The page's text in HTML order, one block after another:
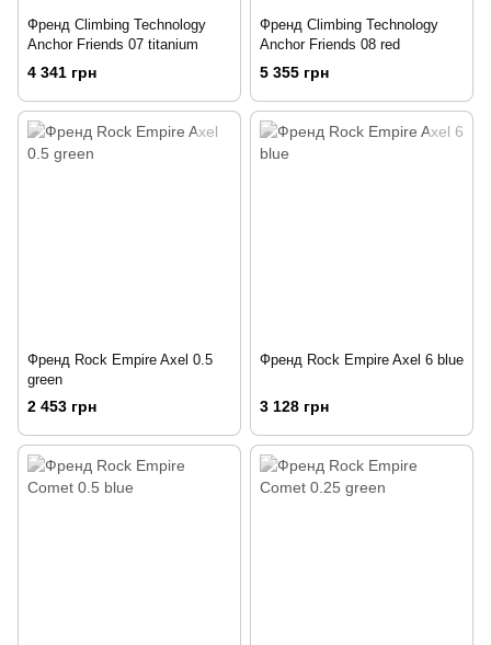
Френд Climbing Technology
Anchor Friends 07 titanium
4 341 грн
Френд Climbing Technology
Anchor Friends 08 red
5 355 грн
Френд Rock Empire Axel 0.5
green
2 453 грн
Френд Rock Empire Axel 6 blue
3 128 грн